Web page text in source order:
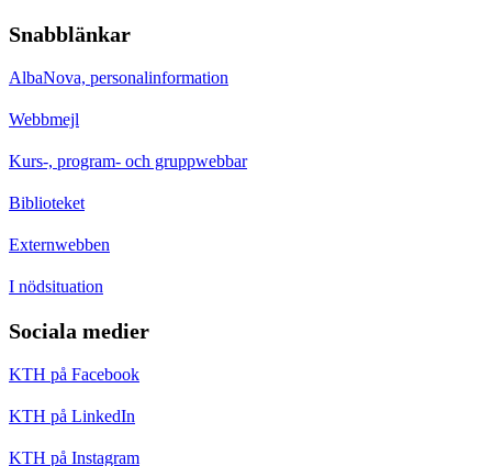
Snabblänkar
AlbaNova, personalinformation
Webbmejl
Kurs-, program- och gruppwebbar
Biblioteket
Externwebben
I nödsituation
Sociala medier
KTH på Facebook
KTH på LinkedIn
KTH på Instagram